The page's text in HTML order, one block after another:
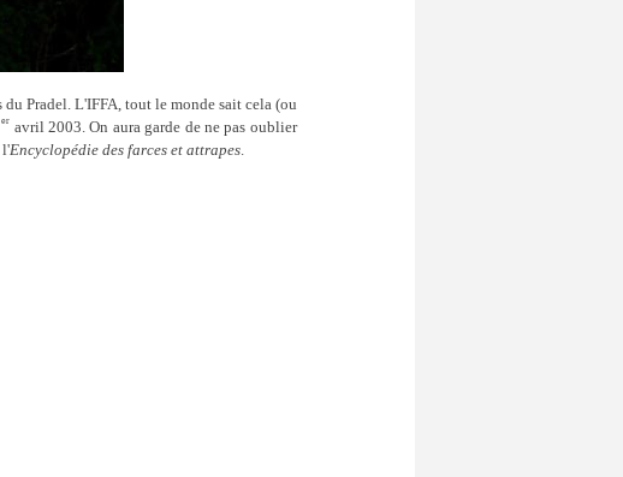
Pradel. L'IFFA, tout le monde sait cela (ou
er avril 2003. On aura garde de ne pas oublier
l'Encyclopédie des farces et attrapes